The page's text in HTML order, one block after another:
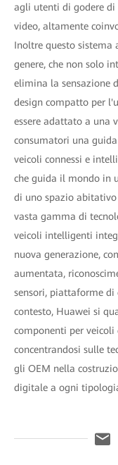
agli utenti di godere di
video, altamente
Inoltre questo sistema
genere, che non solo
elimina la sensazione
design compatto per
essere adattato a una
consumatori una
veicoli connessi e
che guida il mondo in
di uno spazio
vasta gamma di
veicoli intelligenti
nuova generazione,
aumentata,
sensori, piattaforme di
contesto, Huawei si
componenti per veicoli
concentrandosi sulle
gli OEM nella
digitale a ogni